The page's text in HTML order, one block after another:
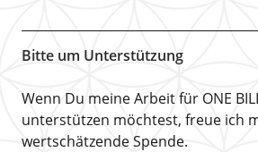
Bitte um Unterstützung
Wenn Du meine Arbeit für ONE
unterstützen möchtest, freue ich
wertschätzende Spende.